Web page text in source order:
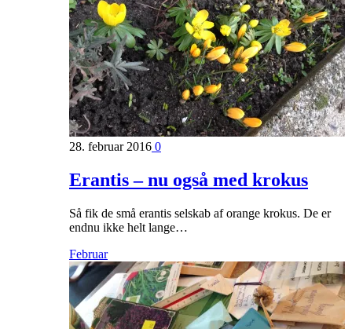
28. februar 2016 0
Erantis – nu også med krokus
Så fik de små erantis selskab af orange krokus. De er
endnu ikke helt lange…
Februar